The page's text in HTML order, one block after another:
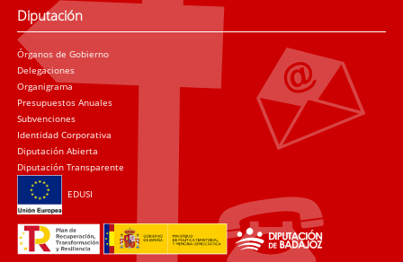
Diputación
Órganos de Gobierno
Delegaciones
Organigrama
Presupuestos Anuales
Subvenciones
Identidad Corporativa
Diputación Abierta
Diputación Transparente
EDUSI